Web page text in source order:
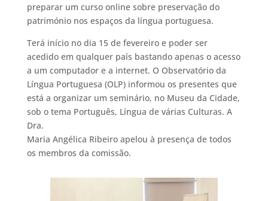
preparar um curso online sobre preservação do
património nos espaços da língua portuguesa.
Terá início no dia 15 de fevereiro e poder ser
acedido em qualquer país bastando apenas o acesso
a um computador e a internet. O Observatório da
Língua Portuguesa (OLP) informou os presentes que
está a organizar um seminário, no Museu da Cidade,
sob o tema Português, Língua de várias Culturas. A
Dra.
Maria Angélica Ribeiro apelou à presença de todos
os membros da comissão.